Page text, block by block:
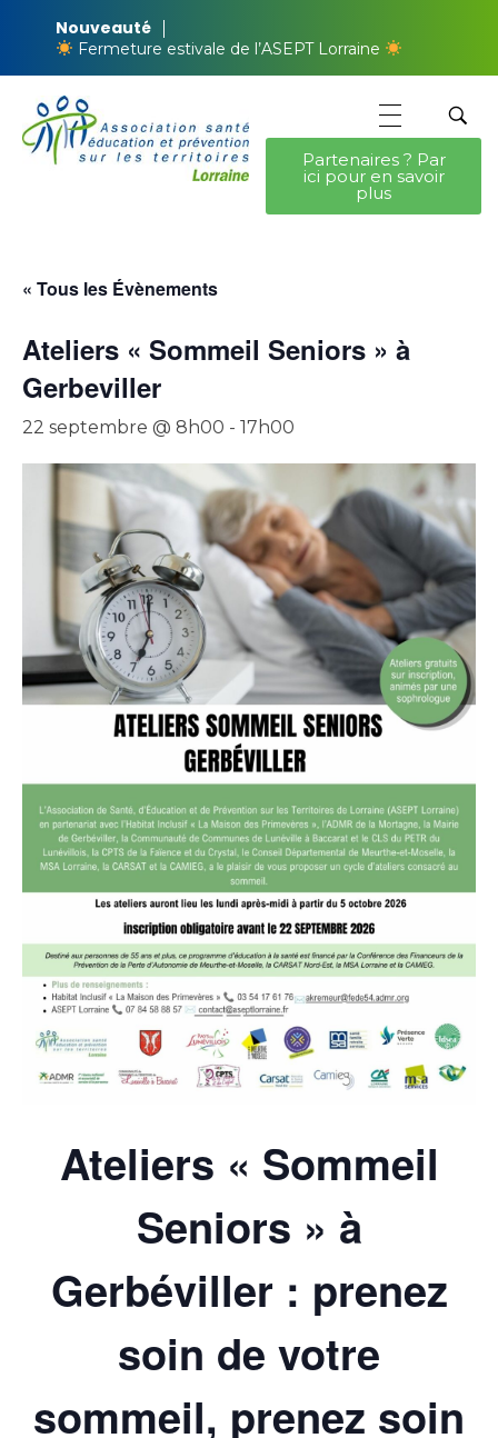
Nouveauté
Fermeture estivale de l’ASEPT Lorraine
Partenaires ? Par
ici pour en savoir
plus
« Tous les Évènements
Ateliers « Sommeil Seniors » à
Gerbeviller
22 septembre @ 8h00 - 17h00
Ateliers « Sommeil
Seniors » à
Gerbéviller : prenez
soin de votre
sommeil, prenez soin